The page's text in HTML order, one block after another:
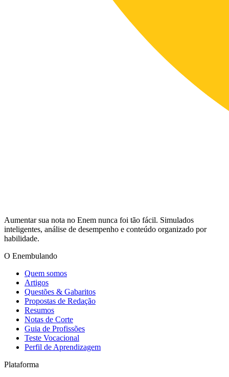
Aumentar sua nota no Enem nunca foi tão fácil. Simulados
inteligentes, análise de desempenho e conteúdo organizado por
habilidade.
O Enembulando
Quem somos
Artigos
Questões & Gabaritos
Propostas de Redação
Resumos
Notas de Corte
Guia de Profissões
Teste Vocacional
Perfil de Aprendizagem
Plataforma